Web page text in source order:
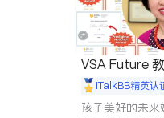
VSA Future
iTalkBB精英认
孩子美好的未来